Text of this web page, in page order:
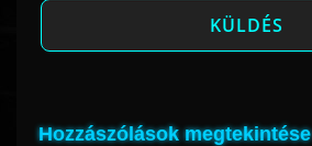
Hozzászólások megtekintése